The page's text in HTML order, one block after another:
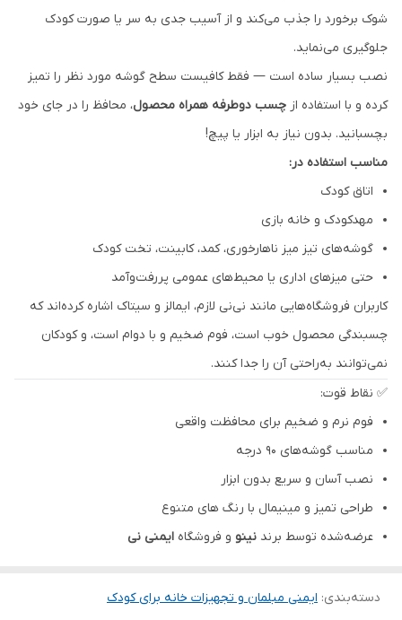
شوک برخورد را جذب می‌کند و از آسیب جدی به سر یا صورت کودک
جلوگیری می‌نماید.
نصب بسیار ساده است — فقط کافیست سطح گوشه مورد نظر را تمیز
کرده و با استفاده از چسب دوطرفه همراه محصول، محافظ را در جای خود
بچسبانید. بدون نیاز به ابزار یا پیچ!
مناسب استفاده در:
اتاق کودک
مهدکودک و خانه بازی
گوشه‌های تیز میز ناهارخوری، کمد، کابینت، تخت کودک
حتی میزهای اداری یا محیط‌های عمومی پررفت‌وآمد
کاربران فروشگاه‌هایی مانند نی‌نی لازم، ایمالز و سیتاک اشاره کرده‌اند که
چسبندگی محصول خوب است، فوم ضخیم و با دوام است، و کودکان
نمی‌توانند به‌راحتی آن را جدا کنند.
✅ نقاط قوت:
فوم نرم و ضخیم برای محافظت واقعی
مناسب گوشه‌های ۹۰ درجه
نصب آسان و سریع بدون ابزار
طراحی تمیز و مینیمال با رنگ های متنوع
عرضه‌شده توسط برند نینو و فروشگاه ایمنی نی
دسته‌بندی: ایمنی مبلمان و تجهیزات خانه برای کودک